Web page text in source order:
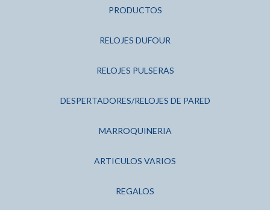
PRODUCTOS
RELOJES DUFOUR
RELOJES PULSERAS
DESPERTADORES/RELOJES DE PARED
MARROQUINERIA
ARTICULOS VARIOS
REGALOS